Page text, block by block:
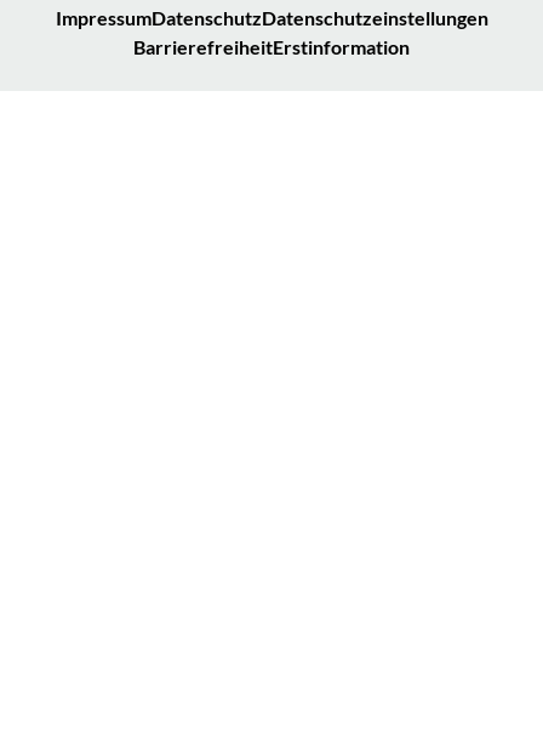
ImpressumDatenschutzDatenschutzeinstellungen
BarrierefreiheitErstinformation